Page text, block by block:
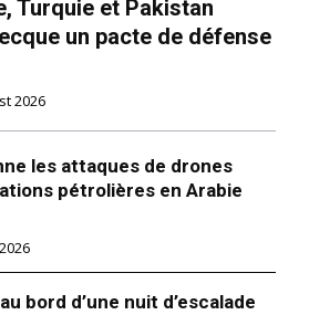
Turquie et Pakistan
un pacte de défense
2026
les attaques de drones
pétrolières en Arabie
bord d’une nuit d’escalade